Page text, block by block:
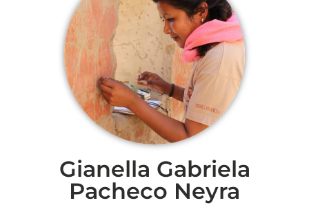
Gianella Gabriela
Pacheco Neyra